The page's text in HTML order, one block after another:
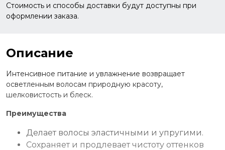
Стоимость и способы доставки будут доступны при
оформлении заказа.
Описание
Интенсивное питание и увлажнение возвращает
осветленным волосам природную красоту,
шелковистость и блеск.
Преимущества
Делает волосы эластичными и упругими.
Сохраняет и продлевает чистоту оттенков